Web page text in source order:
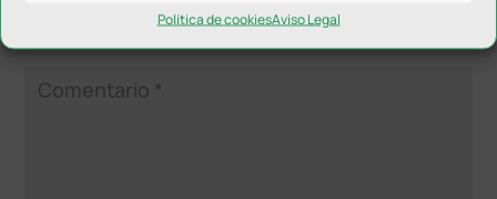
Política de cookiesAviso Legal
Tu dirección de correo electrónico no será publicada.